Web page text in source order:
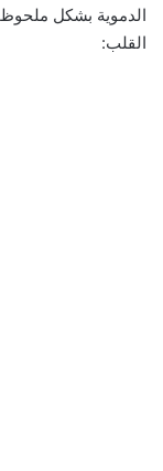
الدموية بشكل
القلب: